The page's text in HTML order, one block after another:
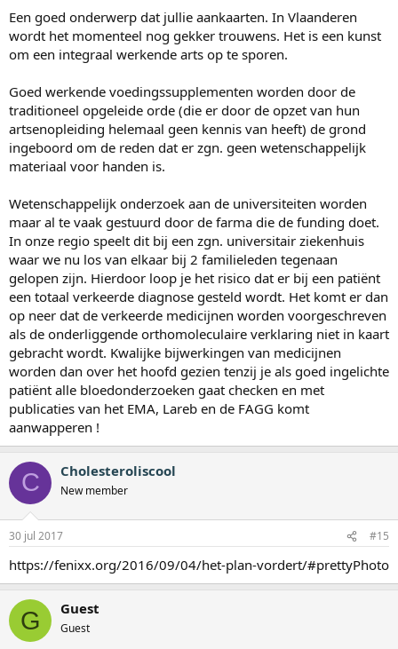
Een goed onderwerp dat jullie aankaarten. In Vlaanderen
wordt het momenteel nog gekker trouwens. Het is een kunst
om een integraal werkende arts op te sporen.
Goed werkende voedingssupplementen worden door de
traditioneel opgeleide orde (die er door de opzet van hun
artsenopleiding helemaal geen kennis van heeft) de grond
ingeboord om de reden dat er zgn. geen wetenschappelijk
materiaal voor handen is.
Wetenschappelijk onderzoek aan de universiteiten worden
maar al te vaak gestuurd door de farma die de funding doet.
In onze regio speelt dit bij een zgn. universitair ziekenhuis
waar we nu los van elkaar bij 2 familieleden tegenaan
gelopen zijn. Hierdoor loop je het risico dat er bij een patiënt
een totaal verkeerde diagnose gesteld wordt. Het komt er dan
op neer dat de verkeerde medicijnen worden voorgeschreven
als de onderliggende orthomoleculaire verklaring niet in kaart
gebracht wordt. Kwalijke bijwerkingen van medicijnen
worden dan over het hoofd gezien tenzij je als goed ingelichte
patiënt alle bloedonderzoeken gaat checken en met
publicaties van het EMA, Lareb en de FAGG komt
aanwapperen !
C Cholesteroliscool
New member
30 jul 2017 #15
https://fenixx.org/2016/09/04/het-plan-vordert/#prettyPhoto
G Guest
Guest